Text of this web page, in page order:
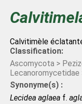
Calvitimèle
Classification:
Ascomycota >
Lecanoromycetidae
Synonyme(s) :
Lecidea aglaea f.